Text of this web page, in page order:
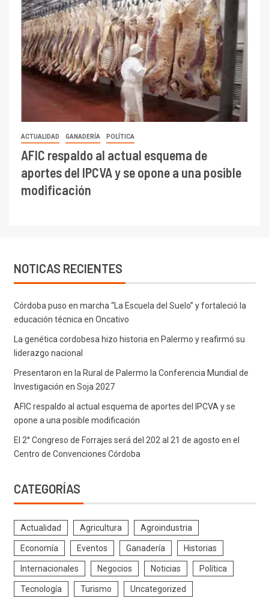
ACTUALIDAD GANADERÍA POLÍTICA
AFIC respaldo al actual esquema de
aportes del IPCVA y se opone a una posible
modificación
NOTICAS RECIENTES
Córdoba puso en marcha “La Escuela del Suelo” y fortaleció la
educación técnica en Oncativo
La genética cordobesa hizo historia en Palermo y reafirmó su
liderazgo nacional
Presentaron en la Rural de Palermo la Conferencia Mundial de
Investigación en Soja 2027
AFIC respaldo al actual esquema de aportes del IPCVA y se
opone a una posible modificación
El 2° Congreso de Forrajes será del 202 al 21 de agosto en el
Centro de Convenciones Córdoba
CATEGORÍAS
Actualidad Agricultura Agroindustria
Economía Eventos Ganadería Historias
Internacionales Negocios Noticias Política
Tecnología Turismo Uncategorized